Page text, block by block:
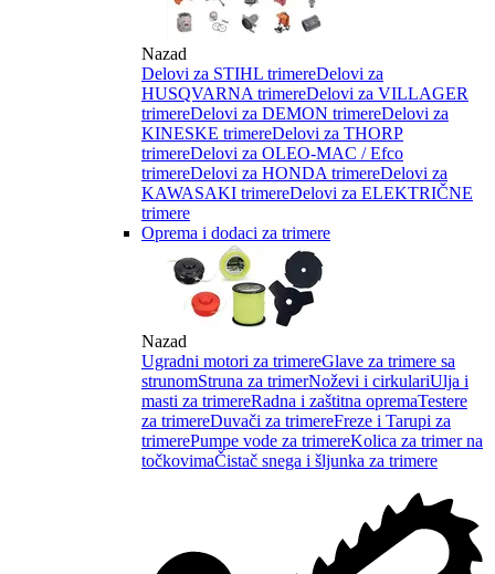
Nazad
Delovi za STIHL trimereDelovi za
HUSQVARNA trimereDelovi za VILLAGER
trimereDelovi za DEMON trimereDelovi za
KINESKE trimereDelovi za THORP
trimereDelovi za OLEO-MAC / Efco
trimereDelovi za HONDA trimereDelovi za
KAWASAKI trimereDelovi za ELEKTRIČNE
trimere
Oprema i dodaci za trimere
Nazad
Ugradni motori za trimereGlave za trimere sa
strunomStruna za trimerNoževi i cirkulariUlja i
masti za trimereRadna i zaštitna opremaTestere
za trimereDuvači za trimereFreze i Tarupi za
trimerePumpe vode za trimereKolica za trimer na
točkovimaČistač snega i šljunka za trimere